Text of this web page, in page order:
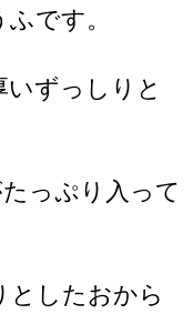
です。
ずっしりと
っぷり入って
したおから